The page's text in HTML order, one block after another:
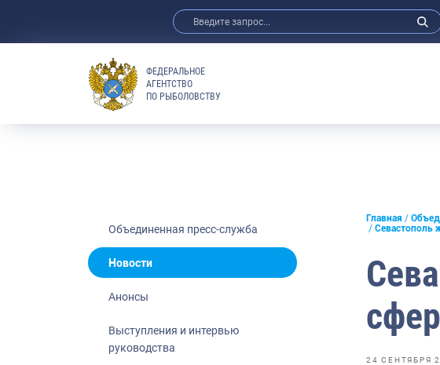
Анонсы
Отраслевые СМИ
Выставки и конференции
Научно-практическая литература
Рыбоохрана России
ФЕДЕРАЛЬНОЕ
АГЕНТСТВО
ПО РЫБОЛОВСТВУ
Объединенная пресс-служба
Новости
Анонсы
Выступления и интервью
руководства
Главная
Севастополь
24 СЕНТЯБРЯ